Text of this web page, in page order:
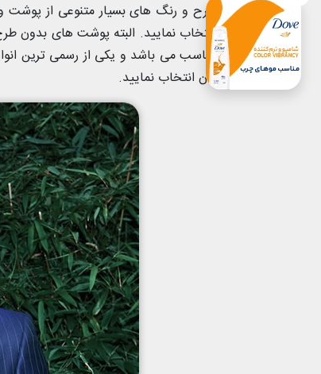
طرح و رنگ های بسیار متنوعی از پوشت
انتخاب نمایید. البته پوشت های
مناسب می باشد و یکی از رسمی ترین
تان انتخاب نمایید.